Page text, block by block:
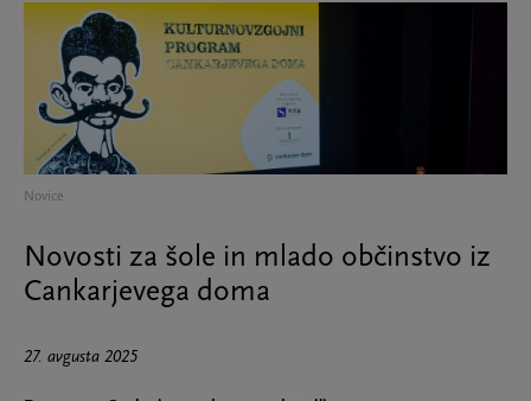
Novice
Novosti za šole in mlado občinstvo iz
Cankarjevega doma
27. avgusta 2025